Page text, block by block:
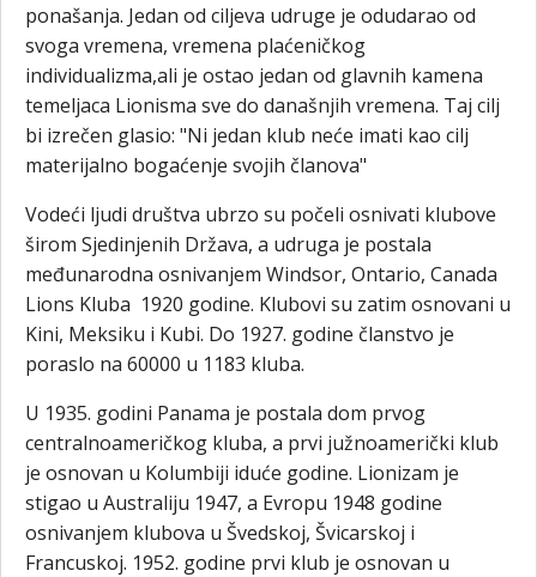
ponašanja. Jedan od ciljeva udruge je odudarao od
svoga vremena, vremena plaćeničkog
individualizma,ali je ostao jedan od glavnih kamena
temeljaca Lionisma sve do današnjih vremena. Taj cilj
bi izrečen glasio: "Ni jedan klub neće imati kao cilj
materijalno bogaćenje svojih članova"
Vodeći ljudi društva ubrzo su počeli osnivati klubove
širom Sjedinjenih Država, a udruga je postala
međunarodna osnivanjem Windsor, Ontario, Canada
Lions Kluba 1920 godine. Klubovi su zatim osnovani u
Kini, Meksiku i Kubi. Do 1927. godine članstvo je
poraslo na 60000 u 1183 kluba.
U 1935. godini Panama je postala dom prvog
centralnoameričkog kluba, a prvi južnoamerički klub
je osnovan u Kolumbiji iduće godine. Lionizam je
stigao u Australiju 1947, a Evropu 1948 godine
osnivanjem klubova u Švedskoj, Švicarskoj i
Francuskoj. 1952. godine prvi klub je osnovan u